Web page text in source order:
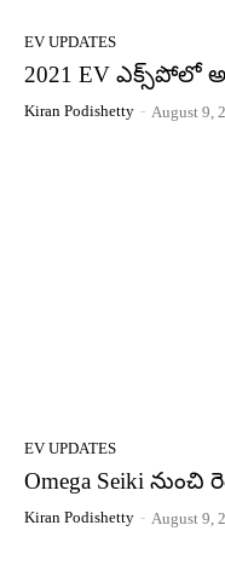
EV UPDATES
2021 EV
Kiran Podishetty - August 9,
EV UPDATES
Omega Seiki నుంచి
Kiran Podishetty - August 9,